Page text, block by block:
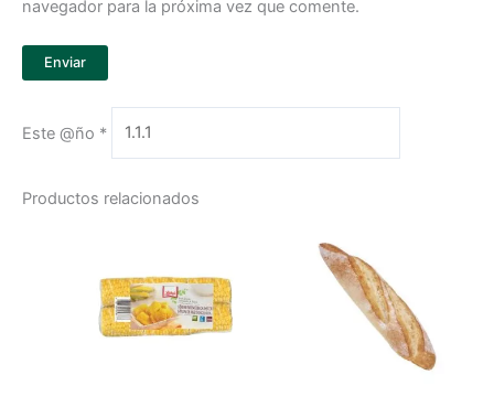
navegador para la próxima vez que comente.
Este @ño *
Productos relacionados